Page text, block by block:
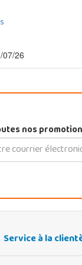
07/26
nos
Service à la